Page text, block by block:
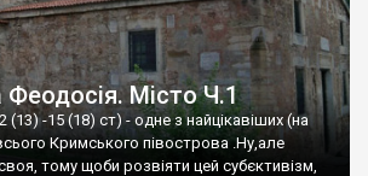
Місто Ч.1
-15 (18) ст) - одне з найцікавіших (на
Кримського півострова .Ну,але
тому щоби розвіяти цей субєктивізм,